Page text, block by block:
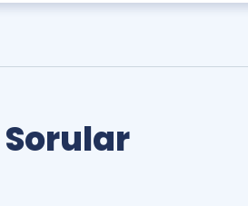
Sorular